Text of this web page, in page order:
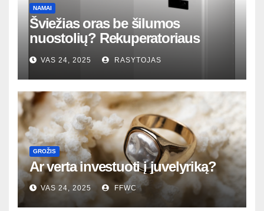
NAMAI
Šviežias oras be šilumos
nuostolių? Rekuperatoriaus
magija tavo namuose
VAS 24, 2025 RASYTOJAS
GROŽIS
Ar verta investuoti į juvelyriką?
VAS 24, 2025 FFWC